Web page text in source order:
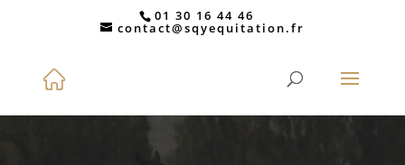
01 30 16 44 46
contact@sqyequitation.fr